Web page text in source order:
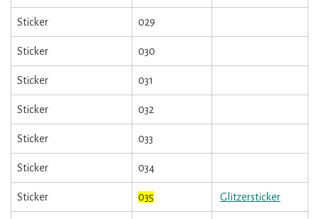
Sticker 029
Sticker 030
Sticker 031
Sticker 032
Sticker 033
Sticker 034
Sticker 035 Glitzersticker